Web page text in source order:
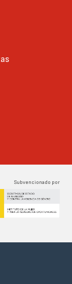
Subvencionado por